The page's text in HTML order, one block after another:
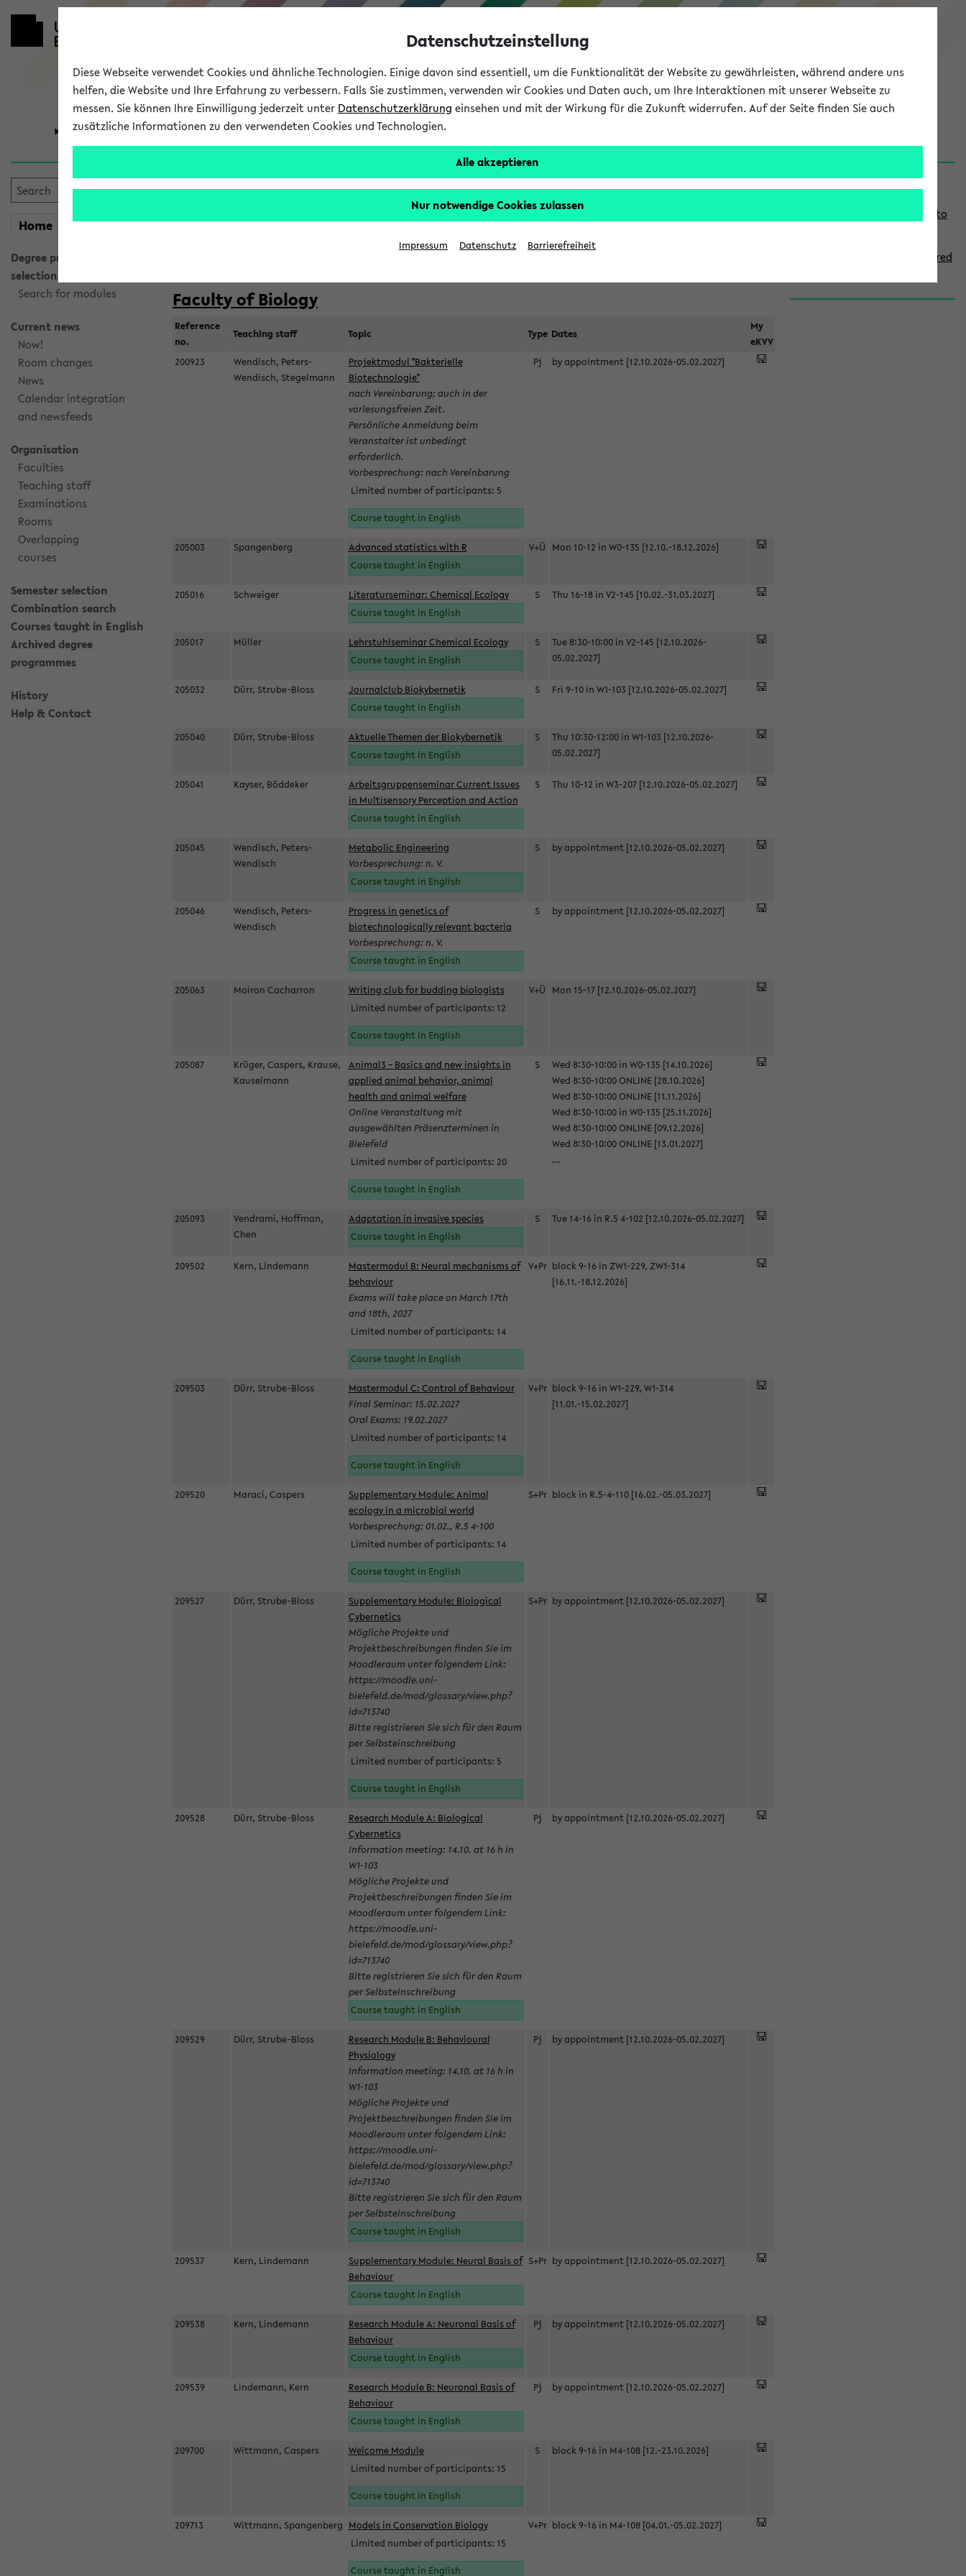
eKVV
University Research Studies
Home myeKVV
Degree programme
selection
Search for modules
Current news
Now!
Room changes
News
Calendar integration
and newsfeeds
Organisation
Faculties
Teaching staff
Examinations
Rooms
Overlapping
courses
Semester selection
Combination search
Courses taught in English
Archived degree
programmes
History
Help & Contact
Courses taught in English
Semester:
Faculty of Biology
Reference
no.
Teaching staff Topic Type Dates
My
eKVV
200923
Wendisch, Peters-
Wendisch, Stegelmann
Projektmodul "Bakterielle
Biotechnologie"
nach Vereinbarung; auch in der
vorlesungsfreien Zeit.
Persönliche Anmeldung beim
Veranstalter ist unbedingt
erforderlich.
Vorbesprechung: nach Vereinbarung
Limited number of participants: 5
Course taught in English
Pj by appointment [12.10.2026-05.02.2027]
205003 Spangenberg
Advanced statistics with R
Course taught in English
V+Ü Mon 10-12 in W0-135 [12.10.-18.12.2026]
205016 Schweiger
Literaturseminar: Chemical Ecology
Course taught in English
S Thu 16-18 in V2-145 [10.02.-31.03.2027]
205017 Müller
Lehrstuhlseminar Chemical Ecology
Course taught in English
S
Tue 8:30-10:00 in V2-145 [12.10.2026-
05.02.2027]
205032 Dürr, Strube-Bloss
Journalclub Biokybernetik
Course taught in English
S Fri 9-10 in W1-103 [12.10.2026-05.02.2027]
205040 Dürr, Strube-Bloss
Aktuelle Themen der Biokybernetik
Course taught in English
S
Thu 10:30-12:00 in W1-103 [12.10.2026-
05.02.2027]
205041 Kayser, Böddeker
Arbeitsgruppenseminar Current Issues
in Multisensory Perception and Action
Course taught in English
S Thu 10-12 in W3-207 [12.10.2026-05.02.2027]
205045
Wendisch, Peters-
Wendisch
Metabolic Engineering
Vorbesprechung: n. V.
Course taught in English
S by appointment [12.10.2026-05.02.2027]
205046
Wendisch, Peters-
Wendisch
Progress in genetics of
biotechnologically relevant bacteria
Vorbesprechung: n. V.
Course taught in English
S by appointment [12.10.2026-05.02.2027]
205063 Moiron Cacharron
Writing club for budding biologists
Limited number of participants: 12
Course taught in English
V+Ü Mon 15-17 [12.10.2026-05.02.2027]
205087
Krüger, Caspers, Krause,
Kauselmann
Animal3 – Basics and new insights in
applied animal behavior, animal
health and animal welfare
Online Veranstaltung mit
ausgewählten Präsenzterminen in
Bielefeld
Limited number of participants: 20
Course taught in English
S
Wed 8:30-10:00 in W0-135 [14.10.2026]
Wed 8:30-10:00 ONLINE [28.10.2026]
Wed 8:30-10:00 ONLINE [11.11.2026]
Wed 8:30-10:00 in W0-135 [25.11.2026]
Wed 8:30-10:00 ONLINE [09.12.2026]
Wed 8:30-10:00 ONLINE [13.01.2027]
...
205093
Vendrami, Hoffman,
Chen
Adaptation in invasive species
Course taught in English
S Tue 14-16 in R.5 4-102 [12.10.2026-05.02.2027]
209502 Kern, Lindemann
Mastermodul B: Neural mechanisms of
behaviour
Exams will take place on March 17th
and 18th, 2027
Limited number of participants: 14
Course taught in English
V+Pr block 9-16 in ZW1-229, ZW1-314
[16.11.-18.12.2026]
209503 Dürr, Strube-Bloss
Mastermodul C: Control of Behaviour
Final Seminar: 15.02.2027
Oral Exams: 19.02.2027
Limited number of participants: 14
Course taught in English
V+Pr block 9-16 in W1-229, W1-314
[11.01.-15.02.2027]
209520 Maraci, Caspers
Supplementary Module: Animal
ecology in a microbial world
Vorbesprechung: 01.02., R.5 4-100
Limited number of participants: 14
Course taught in English
S+Pr block in R.5-4-110 [16.02.-05.03.2027]
209527 Dürr, Strube-Bloss
Supplementary Module: Biological
Cybernetics
Mögliche Projekte und
Projektbeschreibungen finden Sie im
Moodleraum unter folgendem Link:
https://moodle.uni-
bielefeld.de/mod/glossary/view.php?
id=713740
Bitte registrieren Sie sich für den Raum
per Selbsteinschreibung
Limited number of participants: 5
Course taught in English
S+Pr by appointment [12.10.2026-05.02.2027]
209528 Dürr, Strube-Bloss
Research Module A: Biological
Cybernetics
Information meeting: 14.10. at 16 h in
W1-103
Mögliche Projekte und
Projektbeschreibungen finden Sie im
Moodleraum unter folgendem Link:
https://moodle.uni-
bielefeld.de/mod/glossary/view.php?
id=713740
Bitte registrieren Sie sich für den Raum
per Selbsteinschreibung
Course taught in English
Pj by appointment [12.10.2026-05.02.2027]
209529 Dürr, Strube-Bloss
Research Module B: Behavioural
Physiology
Information meeting: 14.10. at 16 h in
W1-103
Mögliche Projekte und
Projektbeschreibungen finden Sie im
Moodleraum unter folgendem Link:
https://moodle.uni-
bielefeld.de/mod/glossary/view.php?
id=713740
Bitte registrieren Sie sich für den Raum
per Selbsteinschreibung
Course taught in English
Pj by appointment [12.10.2026-05.02.2027]
209537 Kern, Lindemann
Supplementary Module: Neural Basis of
Behaviour
Course taught in English
S+Pr by appointment [12.10.2026-05.02.2027]
209538 Kern, Lindemann
Research Module A: Neuronal Basis of
Behaviour
Course taught in English
Pj by appointment [12.10.2026-05.02.2027]
209539 Lindemann, Kern
Research Module B: Neuronal Basis of
Behaviour
Course taught in English
Pj by appointment [12.10.2026-05.02.2027]
209700 Wittmann, Caspers
Welcome Module
Limited number of participants: 15
Course taught in English
S block 9-16 in M4-108 [12.-23.10.2026]
209713 Wittmann, Spangenberg Models in Conservation Biology
Limited number of participants: 15
Course taught in English
V+Pr block 9-16 in M4-108 [04.01.-05.02.2027]
S
d
Links
Use the combination search to
How to indicate courses offered
Datenschutzeinstellung
Diese Webseite verwendet Cookies und ähnliche Technologien. Einige davon sind essentiell, um die Funktionalität der Website zu gewährleisten, während andere uns
helfen, die Website und Ihre Erfahrung zu verbessern. Falls Sie zustimmen, verwenden wir Cookies und Daten auch, um Ihre Interaktionen mit unserer Webseite zu
messen. Sie können Ihre Einwilligung jederzeit unter Datenschutzerklärung einsehen und mit der Wirkung für die Zukunft widerrufen. Auf der Seite finden Sie auch
zusätzliche Informationen zu den verwendeten Cookies und Technologien.
Alle akzeptieren
Nur notwendige Cookies zulassen
Impressum Datenschutz Barrierefreiheit